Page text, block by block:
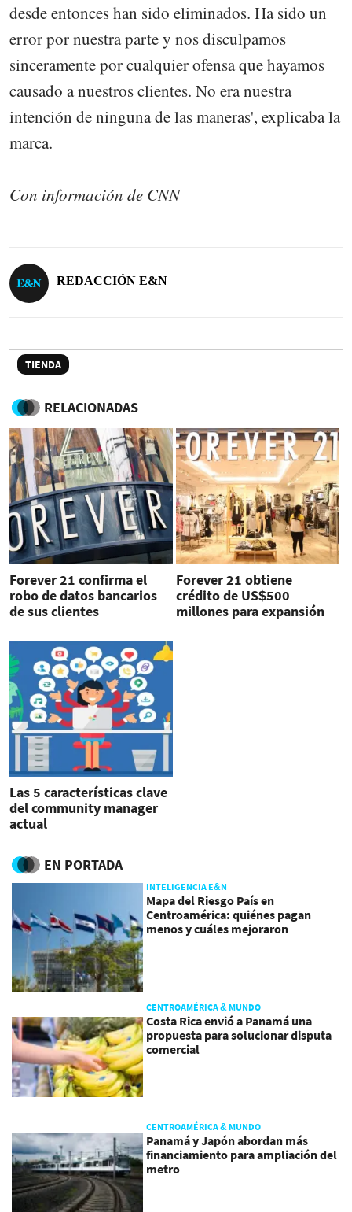
desde entonces han sido eliminados. Ha sido un
error por nuestra parte y nos disculpamos
sinceramente por cualquier ofensa que hayamos
causado a nuestros clientes. No era nuestra
intención de ninguna de las maneras', explicaba la
marca.
Con información de CNN
REDACCIÓN E&N
TIENDA
RELACIONADAS
Forever 21 confirma el
robo de datos bancarios
de sus clientes
Forever 21 obtiene
crédito de US$500
millones para expansión
Las 5 características clave
del community manager
actual
EN PORTADA
INTELIGENCIA E&N
Mapa del Riesgo País en
Centroamérica: quiénes pagan
menos y cuáles mejoraron
CENTROAMÉRICA & MUNDO
Costa Rica envió a Panamá una
propuesta para solucionar disputa
comercial
CENTROAMÉRICA & MUNDO
Panamá y Japón abordan más
financiamiento para ampliación del
metro